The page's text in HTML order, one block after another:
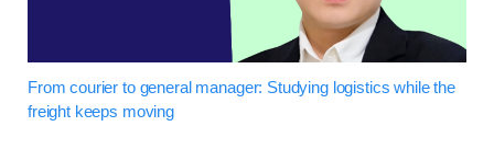
From courier to general manager: Studying logistics while the
freight keeps moving